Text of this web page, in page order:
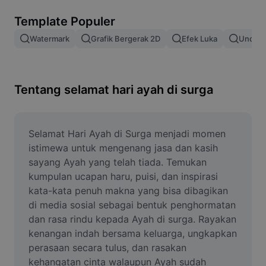
Gabung gambar
Ubah Ukuran Gambar
Pembuat Meme
AI Text Remover
AI People Remover
AI Inpainting
Face Cutout
Template Populer
Watermark Grafik Bergerak 2D Efek Luka Unduh
Tentang selamat hari ayah di surga
Selamat Hari Ayah di Surga menjadi momen
istimewa untuk mengenang jasa dan kasih
sayang Ayah yang telah tiada. Temukan
kumpulan ucapan haru, puisi, dan inspirasi
kata-kata penuh makna yang bisa dibagikan
di media sosial sebagai bentuk penghormatan
dan rasa rindu kepada Ayah di surga. Rayakan
kenangan indah bersama keluarga, ungkapkan
perasaan secara tulus, dan rasakan
kehangatan cinta walaupun Ayah sudah